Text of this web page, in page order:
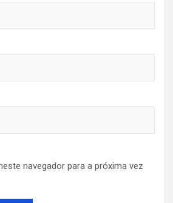
navegador para a próxima vez